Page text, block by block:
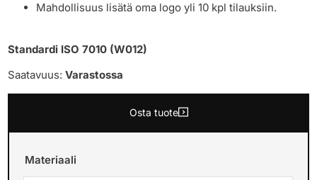
Mahdollisuus lisätä oma logo yli 10 kpl tilauksiin.
Standardi ISO 7010 (W012)
Saatavuus:Varastossa
Osta tuote
Materiaali